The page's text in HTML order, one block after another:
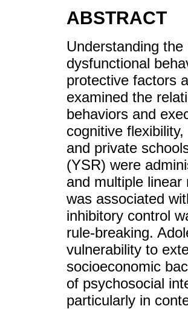
ABSTRACT
Understanding
dysfunctional
protective factors
examined the
behaviors and
cognitive
and private
(YSR) were
and multiple
was associated
inhibitory control
rule-breaking.
vulnerability to
socioeconomic
of psychosocial
particularly in